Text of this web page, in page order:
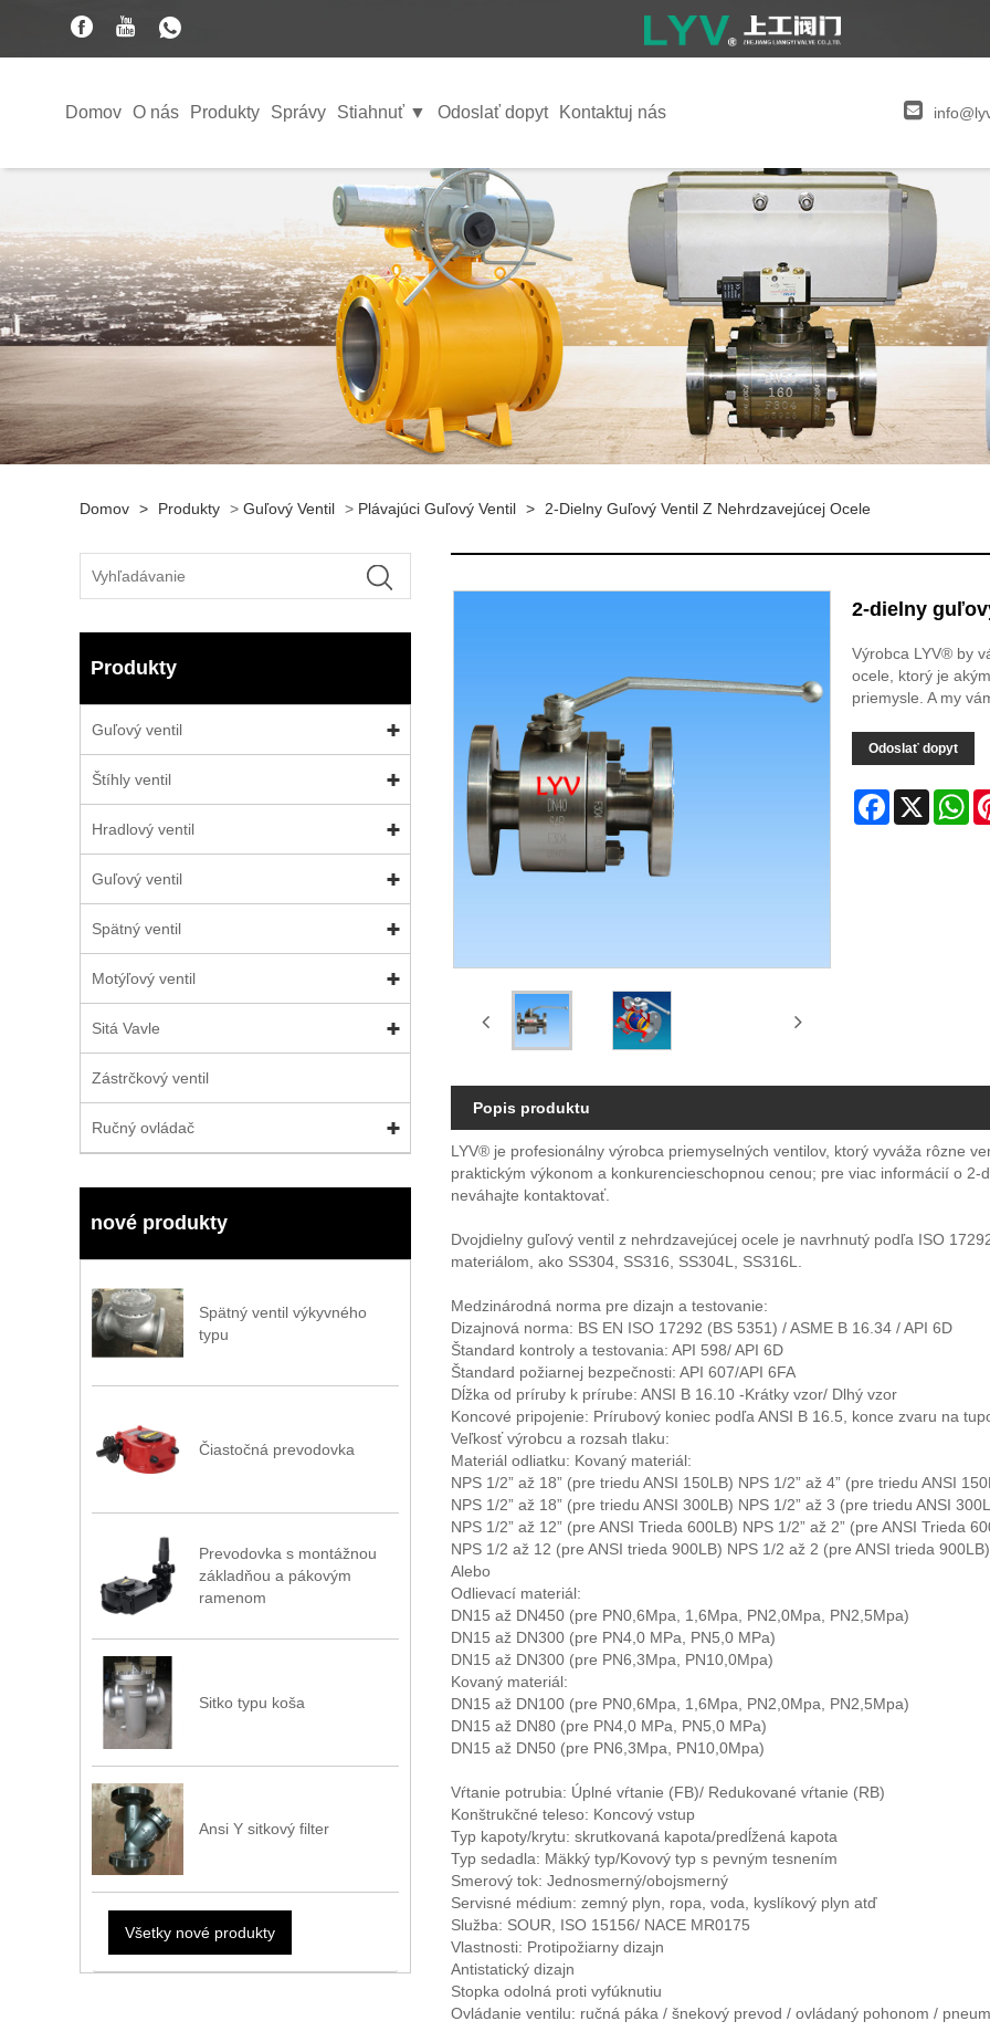
Domov O nás Produkty Správy Stiahnuť ▼ Odoslať dopyt Kontaktuj nás
Domov > Produkty > Guľový Ventil > Plávajúci Guľový Ventil > 2-Dielny Guľový Ventil Z Nehrdzavejúcej Ocele
Produkty
Guľový ventil
Štíhly ventil
Hradlový ventil
Guľový ventil
Spätný ventil
Motýľový ventil
Sitá Vavle
Zástrčkový ventil
Ručný ovládač
nové produkty
Spätný ventil výkyvného
typu
Čiastočná prevodovka
Prevodovka s montážnou
základňou a pákovým
ramenom
Sitko typu koša
Ansi Y sitkový filter
Všetky nové produkty
2-dielny
Výrobca LYV® by
ocele, ktorý je
priemysle. A my
Odoslať dopyt
Facebook
X
Popis produktu
LYV® je profesionálny výrobca priemyselných ventilov, ktorý vyváža rôzne
praktickým výkonom a konkurencieschopnou cenou; pre viac informácií o
neváhajte kontaktovať.
Dvojdielny guľový ventil z nehrdzavejúcej ocele je navrhnutý podľa ISO
materiálom, ako SS304, SS316, SS304L, SS316L.
Medzinárodná norma pre dizajn a testovanie:
Dizajnová norma: BS EN ISO 17292 (BS 5351) / ASME B 16.34 / API 6D
Štandard kontroly a testovania: API 598/ API 6D
Štandard požiarnej bezpečnosti: API 607/API 6FA
Dĺžka od príruby k prírube: ANSI B 16.10 -Krátky vzor/ Dlhý vzor
Koncové pripojenie: Prírubový koniec podľa ANSI B 16.5, konce zvaru na
Veľkosť výrobcu a rozsah tlaku:
Materiál odliatku: Kovaný materiál:
NPS 1/2” až 18” (pre triedu ANSI 150LB) NPS 1/2” až 4” (pre triedu ANSI
NPS 1/2” až 18” (pre triedu ANSI 300LB) NPS 1/2” až 3 (pre triedu ANSI
NPS 1/2” až 12” (pre ANSI Trieda 600LB) NPS 1/2” až 2” (pre ANSI Trieda
NPS 1/2 až 12 (pre ANSI trieda 900LB) NPS 1/2 až 2 (pre ANSI trieda 900LB)
Alebo
Odlievací materiál:
DN15 až DN450 (pre PN0,6Mpa, 1,6Mpa, PN2,0Mpa, PN2,5Mpa)
DN15 až DN300 (pre PN4,0 MPa, PN5,0 MPa)
DN15 až DN300 (pre PN6,3Mpa, PN10,0Mpa)
Kovaný materiál:
DN15 až DN100 (pre PN0,6Mpa, 1,6Mpa, PN2,0Mpa, PN2,5Mpa)
DN15 až DN80 (pre PN4,0 MPa, PN5,0 MPa)
DN15 až DN50 (pre PN6,3Mpa, PN10,0Mpa)
Vŕtanie potrubia: Úplné vŕtanie (FB)/ Redukované vŕtanie (RB)
Konštrukčné teleso: Koncový vstup
Typ kapoty/krytu: skrutkovaná kapota/predĺžená kapota
Typ sedadla: Mäkký typ/Kovový typ s pevným tesnením
Smerový tok: Jednosmerný/obojsmerný
Servisné médium: zemný plyn, ropa, voda, kyslíkový plyn atď
Služba: SOUR, ISO 15156/ NACE MR0175
Vlastnosti: Protipožiarny dizajn
Antistatický dizajn
Stopka odolná proti vyfúknutiu
Ovládanie ventilu: ručná páka / šnekový prevod / ovládaný pohonom /